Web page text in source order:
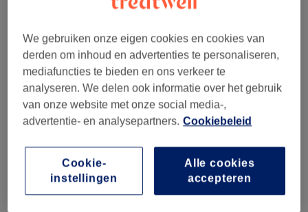
We gebruiken onze eigen cookies en cookies van
derden om inhoud en advertenties te personaliseren,
mediafuncties te bieden en ons verkeer te
analyseren. We delen ook informatie over het gebruik
van onze website met onze social media-,
advertentie- en analysepartners. Cookiebeleid
Alle cookies
accepteren
Cookie-
instellingen